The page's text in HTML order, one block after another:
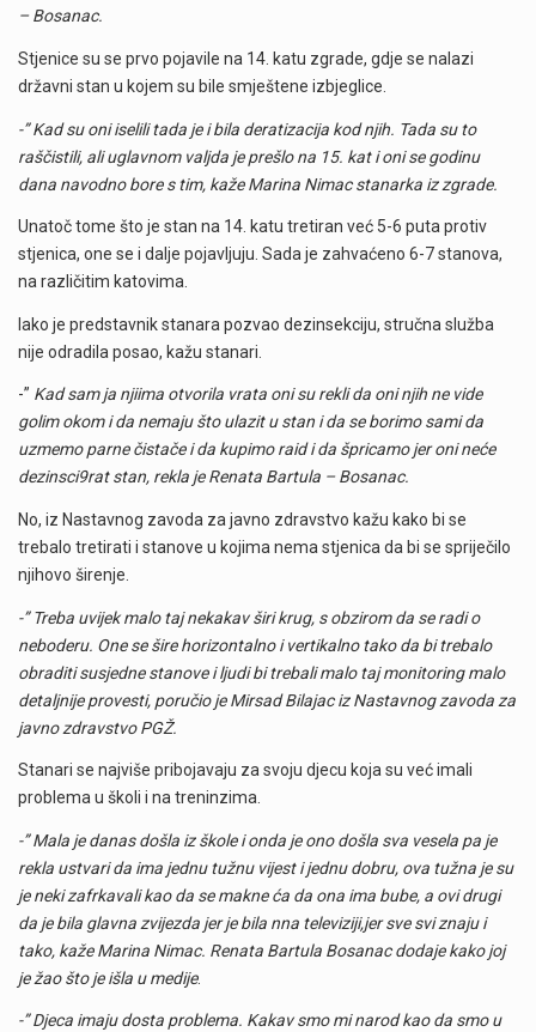
– Bosanac.
Stjenice su se prvo pojavile na 14. katu zgrade, gdje se nalazi
državni stan u kojem su bile smještene izbjeglice.
-” Kad su oni iselili tada je i bila deratizacija kod njih. Tada su to
raščistili, ali uglavnom valjda je prešlo na 15. kat i oni se godinu
dana navodno bore s tim, kaže Marina Nimac stanarka iz zgrade.
Unatoč tome što je stan na 14. katu tretiran već 5-6 puta protiv
stjenica, one se i dalje pojavljuju. Sada je zahvaćeno 6-7 stanova,
na različitim katovima.
Iako je predstavnik stanara pozvao dezinsekciju, stručna služba
nije odradila posao, kažu stanari.
-” Kad sam ja njiima otvorila vrata oni su rekli da oni njih ne vide
golim okom i da nemaju što ulazit u stan i da se borimo sami da
uzmemo parne čistače i da kupimo raid i da špricamo jer oni neće
dezinsci9rat stan, rekla je Renata Bartula – Bosanac.
No, iz Nastavnog zavoda za javno zdravstvo kažu kako bi se
trebalo tretirati i stanove u kojima nema stjenica da bi se spriječilo
njihovo širenje.
-” Treba uvijek malo taj nekakav širi krug, s obzirom da se radi o
neboderu. One se šire horizontalno i vertikalno tako da bi trebalo
obraditi susjedne stanove i ljudi bi trebali malo taj monitoring malo
detaljnije provesti, poručio je Mirsad Bilajac iz Nastavnog zavoda za
javno zdravstvo PGŽ.
Stanari se najviše pribojavaju za svoju djecu koja su već imali
problema u školi i na treninzima.
-” Mala je danas došla iz škole i onda je ono došla sva vesela pa je
rekla ustvari da ima jednu tužnu vijest i jednu dobru, ova tužna je su
je neki zafrkavali kao da se makne ća da ona ima bube, a ovi drugi
da je bila glavna zvijezda jer je bila nna televiziji,jer sve svi znaju i
tako, kaže Marina Nimac. Renata Bartula Bosanac dodaje kako joj
je žao što je išla u medije.
-” Djeca imaju dosta problema. Kakav smo mi narod kao da smo u